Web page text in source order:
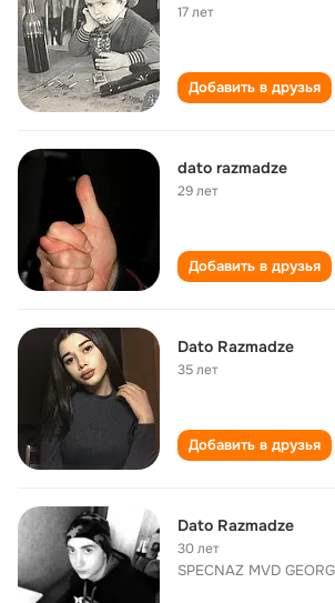
17 лет
Добавить в друзья
dato razmadze
29 лет
Добавить в друзья
Dato Razmadze
35 лет
Добавить в друзья
Dato Razmadze
30 лет
SPECNAZ MVD